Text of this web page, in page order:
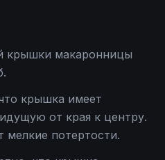
крышки макаронницы
крышка имеет
от края к центру.
мелкие потертости.